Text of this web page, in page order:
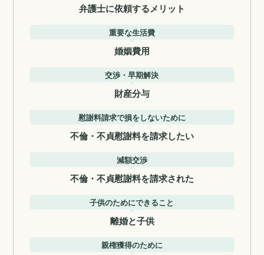
弁護士に依頼するメリット
重要な生活費
婚姻費用
交渉・早期解決
財産分与
慰謝料請求で損をしないために
不倫・不貞慰謝料を請求したい
減額交渉
不倫・不貞慰謝料を請求された
子供のためにできること
離婚と子供
親権獲得のために